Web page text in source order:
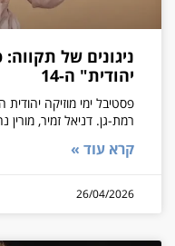
ניגונים של
יהודית" ה-14
רמת-גן. דניאל זמיר, מורין נהדר ו-14
קרא עוד »
26/04/2026